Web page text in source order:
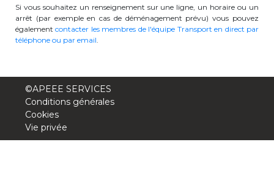
+32 (0)472 07 35 25
periscolaire.berkendael@apeee-bxl1-
services.be
Si vous souhaitez un renseignement sur une ligne, un horaire ou un
arrêt (par exemple en cas de déménagement prévu) vous pouvez
égalementcontacter les membres de l'équipe Transport en direct par
téléphone ou par email.
©APEEE SERVICES
Conditions générales
Cookies
Vie privée